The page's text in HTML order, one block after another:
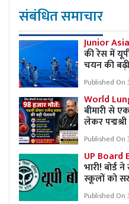
संबंधित समाचार
Junior
की रेस में
चयन की
Published On
World
बीमारी से
लेकर
Published On
UP Board
भारी! बोर्ड
स्कूलों को
Published On